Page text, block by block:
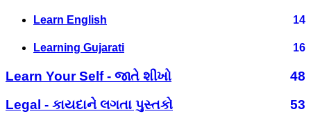
Learn English 14
Learning Gujarati 16
Learn Your Self - જાતે શીખો
48
Legal - કાયદાને લગતા પુસ્તકો
53